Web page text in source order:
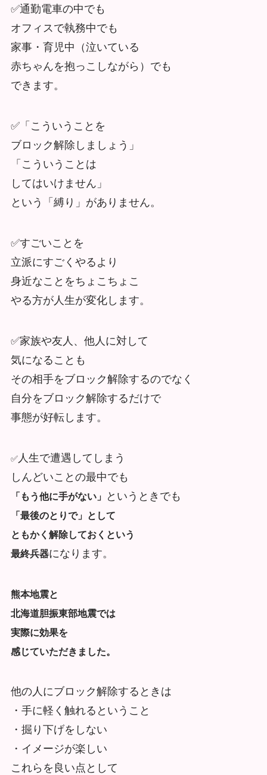
✅通勤電車の中でも
オフィスで執務中でも
家事・育児中（泣いている
赤ちゃんを抱っこしながら）でも
できます。
✅「こういうことを
ブロック解除しましょう」
「こういうことは
してはいけません」
という「縛り」がありません。
✅すごいことを
立派にすごくやるより
身近なことをちょこちょこ
やる方が人生が変化します。
✅家族や友人、他人に対して
気になることも
その相手をブロック解除するのでなく
自分をブロック解除するだけで
事態が好転します。
✅人生で遭遇してしまう
しんどいことの最中でも
「もう他に手がない」 というときでも
「最後のとりで」として
ともかく解除しておくという
最終兵器になります。
熊本地震と
北海道胆振東部地震では
実際に効果を
感じていただきました。
他の人にブロック解除するときは
・手に軽く触れるということ
・掘り下げをしない
・イメージが楽しい
これらを良い点として